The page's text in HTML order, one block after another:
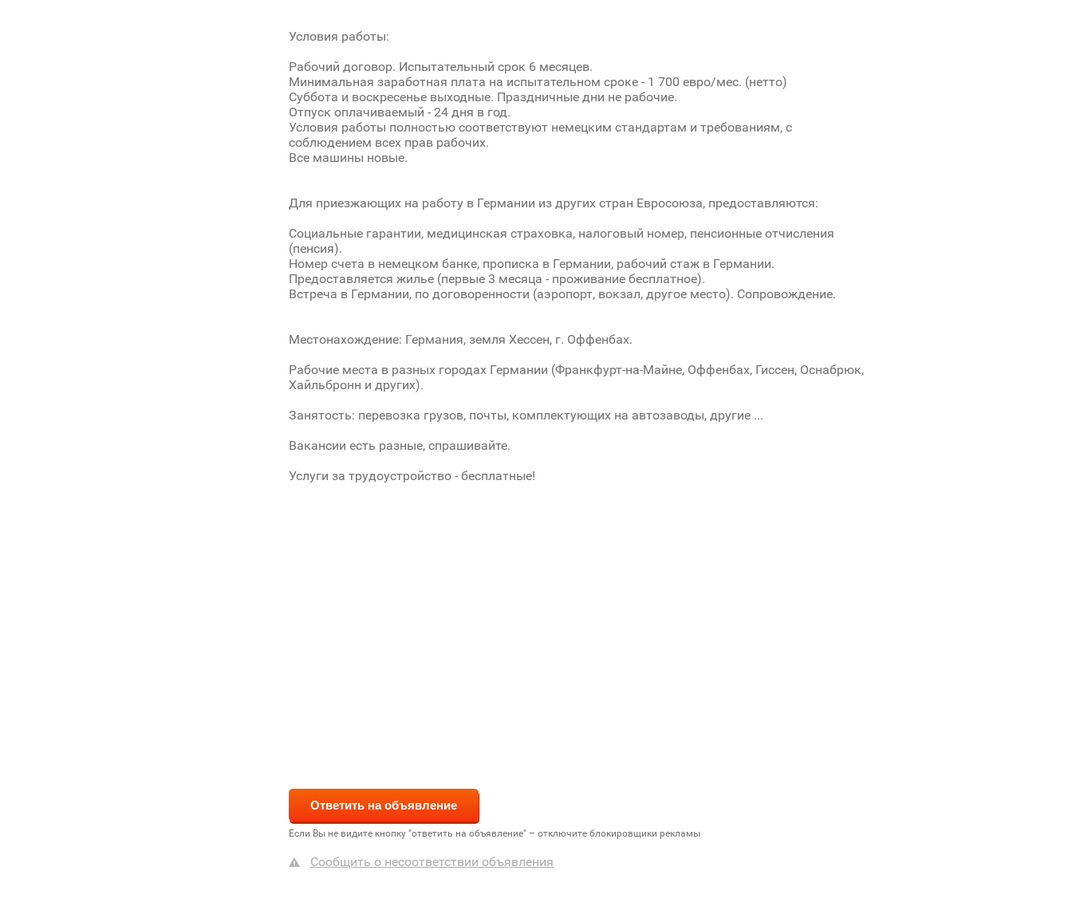
Условия работы:
Рабочий договор. Испытательный срок 6 месяцев.
Минимальная заработная плата на испытательном сроке - 1 700 евро/мес. (нетто)
Суббота и воскресенье выходные. Праздничные дни не рабочие.
Отпуск оплачиваемый - 24 дня в год.
Условия работы полностью соответствуют немецким стандартам и требованиям, с
соблюдением всех прав рабочих.
Все машины новые.
Для приезжающих на работу в Германии из других стран Евросоюза, предоставляются:
Социальные гарантии, медицинская страховка, налоговый номер, пенсионные отчисления
(пенсия).
Номер счета в немецком банке, прописка в Германии, рабочий стаж в Германии.
Предоставляется жилье (первые 3 месяца - проживание бесплатное).
Встреча в Германии, по договоренности (аэропорт, вокзал, другое место). Сопровождение.
Местонахождение: Германия, земля Хессен, г. Оффенбах.
Рабочие места в разных городах Германии (Франкфурт-на-Майне, Оффенбах, Гиссен, Оснабрюк,
Хайльбронн и других).
Занятость: перевозка грузов, почты, комплектующих на автозаводы, другие ...
Вакансии есть разные, спрашивайте.
Услуги за трудоустройство - бесплатные!
Если Вы не видите кнопку "ответить на объявление" – отключите блокировщики рекламы
Сообщить о несоответствии объявления